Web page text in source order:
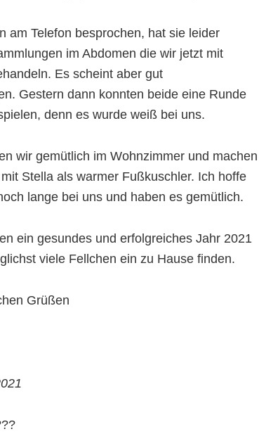
am Telefon besprochen, hat sie leider
im Abdomen die wir jetzt mit
Es scheint aber gut
Gestern dann konnten beide eine Runde
denn es wurde weiß bei uns.
wir gemütlich im Wohnzimmer und machen
Stella als warmer Fußkuschler. Ich hoffe
lange bei uns und haben es gemütlich.
ein gesundes und erfolgreiches Jahr 2021
viele Fellchen ein zu Hause finden.
Grüßen